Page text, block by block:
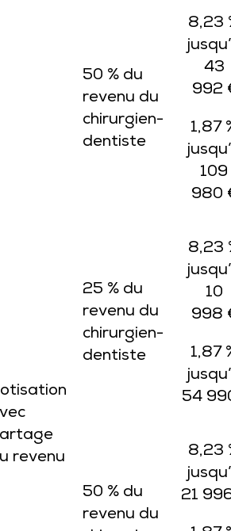
50 % du
revenu du
chirurgien-
dentiste
8,23
43
992
1,87
109
980
revenu
25 % du
revenu du
chirurgien-
dentiste
8,23
10
998
1,87
54
50 % du
revenu du
8,23
21